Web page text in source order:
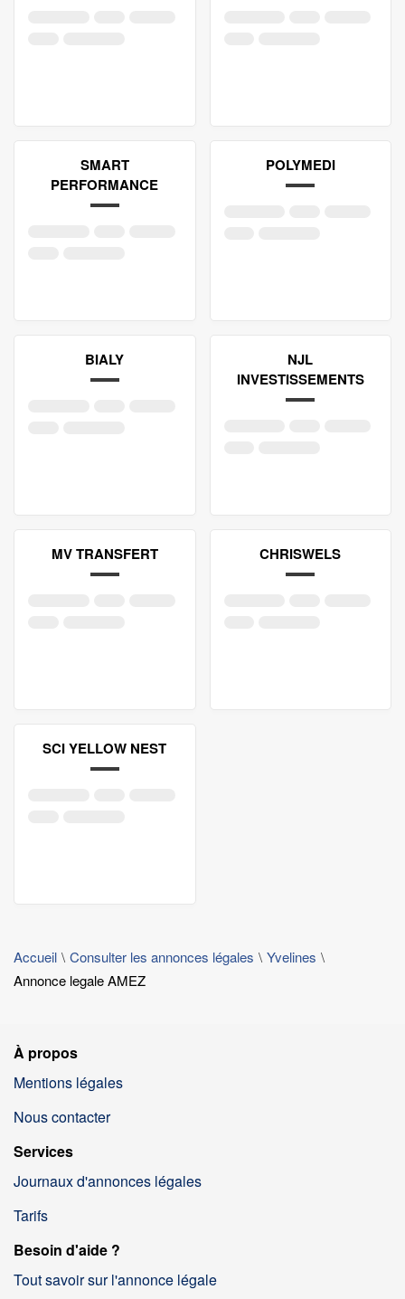
SMART
PERFORMANCE
POLYMEDI
BIALY
NJL
INVESTISSEMENTS
MV TRANSFERT CHRISWELS
SCI YELLOW NEST
Accueil Consulter les annonces légales
Yvelines
Annonce legale AMEZ
À propos
Mentions légales
Nous contacter
Services
Journaux d'annonces légales
Tarifs
Besoin d'aide ?
Tout savoir sur l'annonce légale